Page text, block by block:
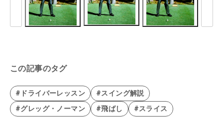
この記事のタグ
#ドライバーレッスン
#スイング解説
#グレッグ・ノーマン
#飛ばし #スライス